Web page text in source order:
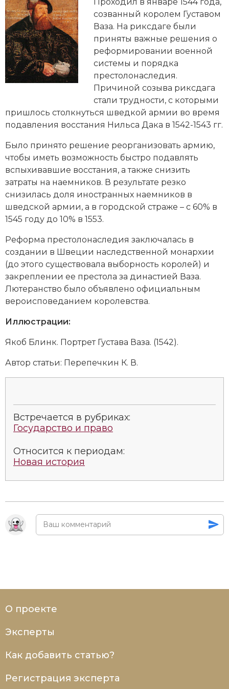
Генеалогия, геральдика
Государство и право
Европа
Империи
Историческая география и топонимика
История материальной и духовной культуры
История, философия, теория и методология
исторического знания
Итория международных отношений
Латинская Америка
Новая история
Новейшая история
Нумизматика
Образование
Революции и народные движения
Россия
Социально-экономическая история
Южная Америка
созванный королем Густавом
Ваза. На риксдаге были
приняты важные решения о
реформировании военной
системы и порядка
престолонаследия.
Причиной созыва риксдага
стали трудности, с которыми
пришлось столкнуться шведкой армии во время
подавления восстания Нильса Дака в 1542-1543 гг.
Было принято решение реорганизовать армию,
чтобы иметь возможность быстро подавлять
вспыхивавшие восстания, а также снизить
затраты на наемников. В результате резко
снизилась доля иностранных наемников в
шведской армии, а в городской страже – с 60% в
1545 году до 10% в 1553.
Реформа престолонаследия заключалась в
создании в Швеции наследственной монархии
(до этого существовала выборность королей) и
закреплении ее престола за династией Ваза.
Лютеранство было объявлено официальным
вероисповеданием королевства.
Иллюстрации:
Якоб Блинк. Портрет Густава Ваза. (1542).
Автор статьи: Перепечкин К. В.
Встречается в рубриках:
Государство и право
Относится к периодам:
Новая история
О проекте
Эксперты
Как добавить статью?
Регистрация эксперта